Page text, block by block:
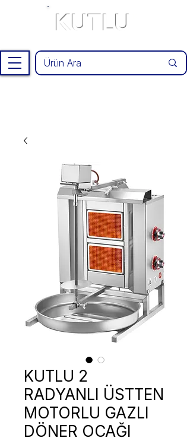
KUTLU
KUTLU 2
RADYANLI ÜSTTEN
MOTORLU GAZLI
DÖNER OCAĞI